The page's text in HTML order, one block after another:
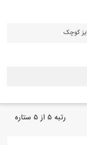
کوچک
رتبه 5 از 5 ستاره